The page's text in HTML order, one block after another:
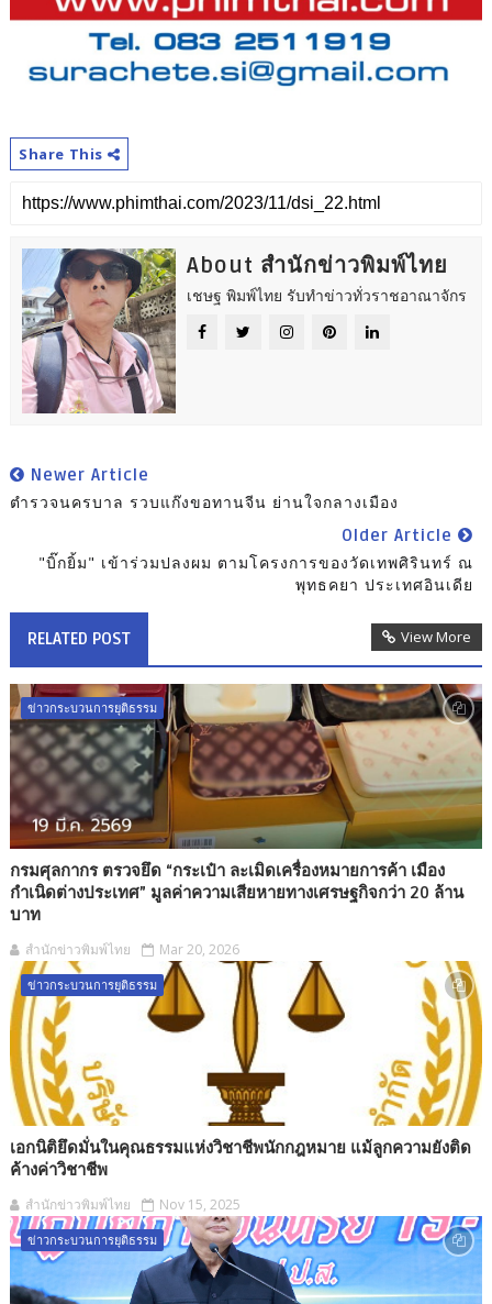
Share This
About สำนักข่าวพิมพ์ไทย
เชษฐ พิมพ์ไทย รับทำข่าวทั่วราชอาณาจักร
Newer Article
ตำรวจนครบาล รวบแก๊งขอทานจีน ย่านใจกลางเมือง
Older Article
"บิ๊กยิ้ม" เข้าร่วมปลงผม ตามโครงการของวัดเทพศิรินทร์ ณ
พุทธคยา ประเทศอินเดีย
RELATED POST View More
ข่าวกระบวนการยุติธรรม
กรมศุลกากร ตรวจยึด “กระเป๋า ละเมิดเครื่องหมายการค้า เมือง
กำเนิดต่างประเทศ” มูลค่าความเสียหายทางเศรษฐกิจกว่า 20 ล้าน
บาท
สำนักข่าวพิมพ์ไทย Mar 20, 2026
ข่าวกระบวนการยุติธรรม
เอกนิติยึดมั่นในคุณธรรมแห่งวิชาชีพนักกฎหมาย แม้ลูกความยังติด
ค้างค่าวิชาชีพ
สำนักข่าวพิมพ์ไทย Nov 15, 2025
ข่าวกระบวนการยุติธรรม